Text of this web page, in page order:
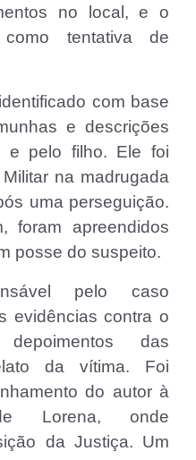
no local, e o
tentativa de
com base
e descrições
e pelo filho. Ele foi
na madrugada
uma perseguição.
foram apreendidos
posse do suspeito.
pelo caso
evidências contra o
das
da vítima. Foi
do autor à
Lorena, onde
da Justiça. Um